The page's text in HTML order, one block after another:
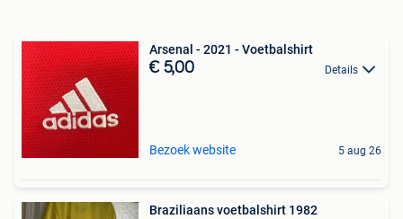
Arsenal - 2021 - Voetbalshirt
€ 5,00 Details
Bezoek website 5 aug 26
Braziliaans voetbalshirt 1982